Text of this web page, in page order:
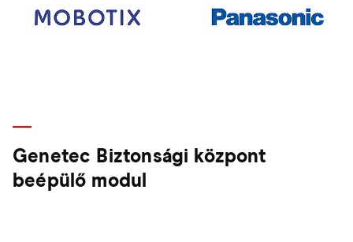
Genetec Biztonsági központ
beépülő modul